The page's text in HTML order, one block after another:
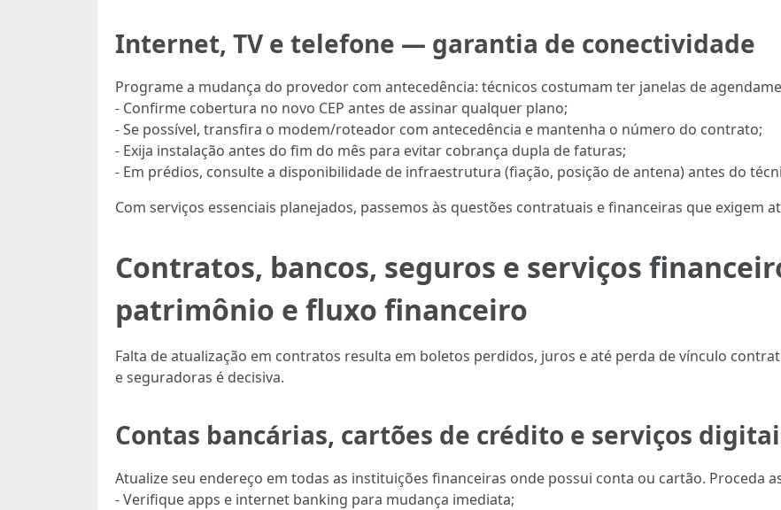
Internet, TV e telefone — garantia de conectividade
Programe a mudança do provedor com antecedência: técnicos costumam ter janelas de
- Confirme cobertura no novo CEP antes de assinar qualquer plano;
- Se possível, transfira o modem/roteador com antecedência e mantenha o número do contrato;
- Exija instalação antes do fim do mês para evitar cobrança dupla de faturas;
- Em prédios, consulte a disponibilidade de infraestrutura (fiação, posição de antena) antes do
Com serviços essenciais planejados, passemos às questões contratuais e financeiras que exigem
Contratos, bancos, seguros e serviços
patrimônio e fluxo financeiro
Falta de atualização em contratos resulta em boletos perdidos, juros e até perda de vínculo
e seguradoras é decisiva.
Contas bancárias, cartões de crédito e serviços
Atualize seu endereço em todas as instituições financeiras onde possui conta ou cartão. Proceda
- Verifique apps e internet banking para mudança imediata;